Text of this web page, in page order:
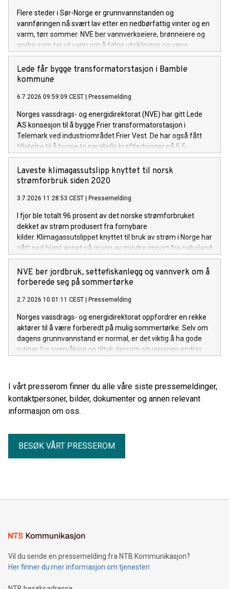
Flere steder i Sør-Norge er grunnvannstanden og
vannføringen nå svært lav etter en nedbørfattig vinter og en
varm, tørr sommer. NVE ber vannverkseiere, brønneiere og
andre som tar ut vann om å følge utviklingen og være
forberedt på å gjøre vannbesparende tiltak om det ikke
kommer mye regn de neste ukene.
Lede får bygge transformatorstasjon i Bamble
kommune
6.7.2026 09:59:09 CEST Pressemelding
Norges vassdrags- og energidirektorat (NVE) har gitt Lede
AS konsesjon til å bygge Frier transformatorstasjon i
Telemark ved industriområdet Frier Vest. De har også fått
tillatelse til å bygge to parallelle kraftledninger på 5,5
kilometer, for å knytte stasjonen til Herum
transformatorstasjon.
Laveste klimagassutslipp knyttet til norsk
strømforbruk siden 2020
3.7.2026 11:28:53 CEST Pressemelding
I fjor ble totalt 96 prosent av det norske strømforbruket
dekket av strøm produsert fra fornybare
kilder. Klimagassutslippet knyttet til bruk av strøm i Norge har
gått ned blant annet på grunn av mindre import fra naboland
med høyere andel kraftproduksjon med klimautslipp. Det
viser NVEs klimadeklarasjon for fysisk levert strøm i 2025.
NVE ber jordbruk, settefiskanlegg og vannverk om å
forberede seg på sommertørke
2.7.2026 10:01:11 CEST Pressemelding
Norges vassdrags- og energidirektorat oppfordrer en rekke
aktører til å være forberedt på mulig sommertørke. Selv om
dagens grunnvannstand er normal, er det viktig å ha gode
rutiner for overvåking og tiltak dersom situasjonen endrer
I vårt presserom finner du alle våre siste pressemeldinger,
kontaktpersoner, bilder, dokumenter og annen relevant
informasjon om oss.
BESØK VÅRT PRESSEROM
Vil du sende en pressemelding fra NTB Kommunikasjon?
Her finner du mer informasjon om tjenesten